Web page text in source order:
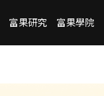
富果研究 富果學院